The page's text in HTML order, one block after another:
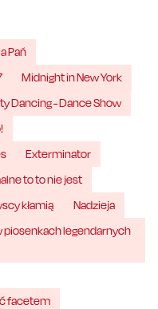
Pań
Midnight in New York
Dancing - Dance Show
Exterminator
to to nie jest
kłamią
Nadzieja
piosenkach legendarnych
facetem